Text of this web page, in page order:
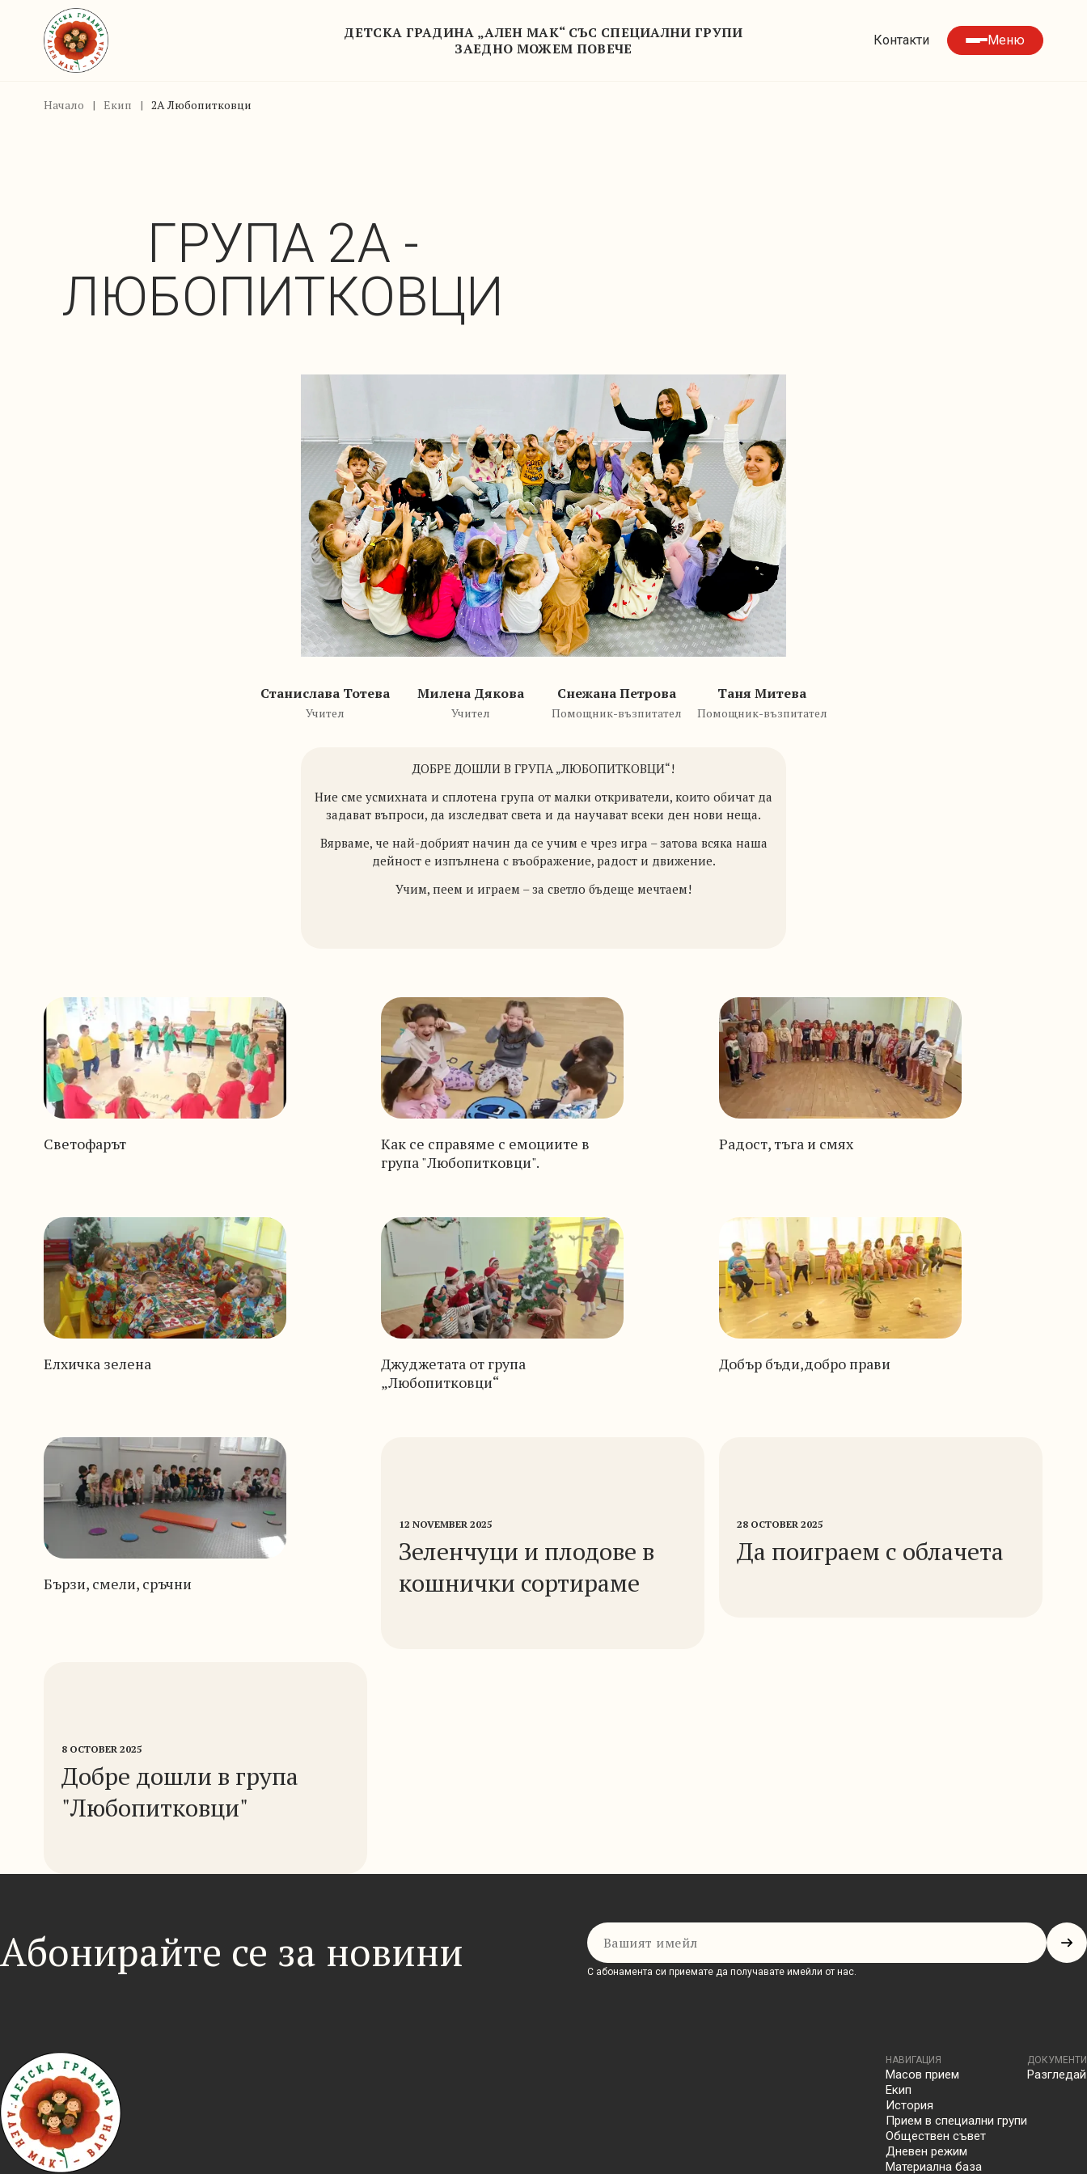
ДЕТСКА ГРАДИНА „АЛЕН МАК“ СЪС СПЕЦИАЛНИ ГРУПИ
ЗАЕДНО МОЖЕМ ПОВЕЧЕ
Контакти Меню
Начало | Екип | 2А Любопитковци
ГРУПА 2А -
ЛЮБОПИТКОВЦИ
Станислава Тотева
Учител
Милена Дякова
Учител
Снежана Петрова
Помощник-възпитател
Таня Митева
Помощник-възпитател
ДОБРЕ ДОШЛИ В ГРУПА „ЛЮБОПИТКОВЦИ“!
Ние сме усмихната и сплотена група от малки откриватели, които обичат да
задават въпроси, да изследват света и да научават всеки ден нови неща.
Вярваме, че най-добрият начин да се учим е чрез игра – затова всяка наша
дейност е изпълнена с въображение, радост и движение.
Учим, пеем и играем – за светло бъдеще мечтаем!
Светофарът
Как се справяме с емоциите в
група "Любопитковци".
Радост, тъга и смях
Елхичка зелена
Джуджетата от група
„Любопитковци“
Добър бъди,добро прави
Бързи, смели, сръчни
12 NOVEMBER 2025
Зеленчуци и плодове в
кошнички сортираме
28 OCTOBER 2025
Да поиграем с облачета
8 OCTOBER 2025
Добре дошли в група
"Любопитковци"
Абонирайте се за новини Имейл
С абонамента си приемате да получавате имейли от нас.
НАВИГАЦИЯ
Масов прием
Екип
История
Прием в специални групи
Обществен съвет
Дневен режим
Материална база
ДОКУМЕНТИ
Разгледай